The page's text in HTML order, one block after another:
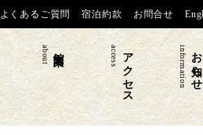
よくあるご質問 宿泊約款 お問合せ
about アクセス
access お知らせ
information